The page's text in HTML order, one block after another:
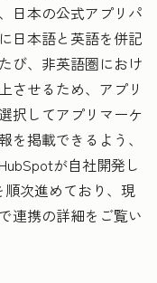
日本の公式アプリパ
日本語と英語を併記
び、非英語圏におけ
させるため、アプリ
択してアプリマーケ
を掲載できるよう、
が自社開発し
次進めており、現
連携の詳細をご覧い